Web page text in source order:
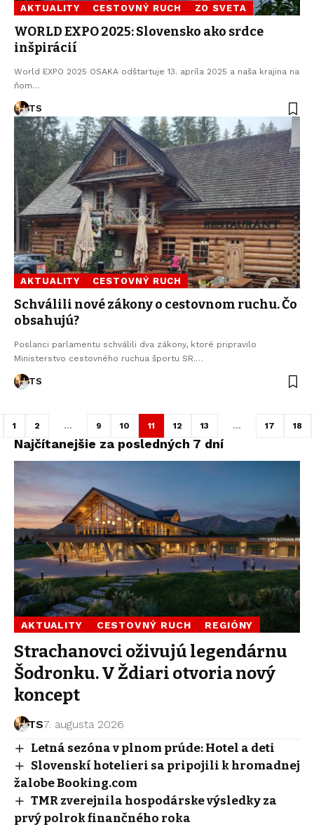
AKTUALITY CESTOVNÝ RUCH ZO SVETA
WORLD EXPO 2025: Slovensko ako srdce
inšpirácií
World EXPO 2025 OSAKA odštartuje 13. apríla 2025 a naša krajina na
ňom…
TS
AKTUALITY CESTOVNÝ RUCH
Schválili nové zákony o cestovnom ruchu. Čo
obsahujú?
Poslanci parlamentu schválili dva zákony, ktoré pripravilo
Ministerstvo cestovného ruchua športu SR.…
TS
1 2 … 9 10 11 12 13 … 17 18
Najčítanejšie za posledných 7 dní
AKTUALITY CESTOVNÝ RUCH REGIÓNY
Strachanovci oživujú legendárnu
Šodronku. V Ždiari otvoria nový
koncept
TS7. augusta 2026
Letná sezóna v plnom prúde: Hotel a deti
Slovenskí hotelieri sa pripojili k hromadnej
žalobe Booking.com
TMR zverejnila hospodárske výsledky za
prvý polrok finančného roka